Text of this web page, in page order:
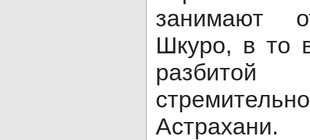
занимают
Шкуро, в то
Астрахани.